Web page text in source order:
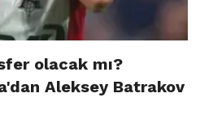
olacak mı?
Aleksey Batrakov